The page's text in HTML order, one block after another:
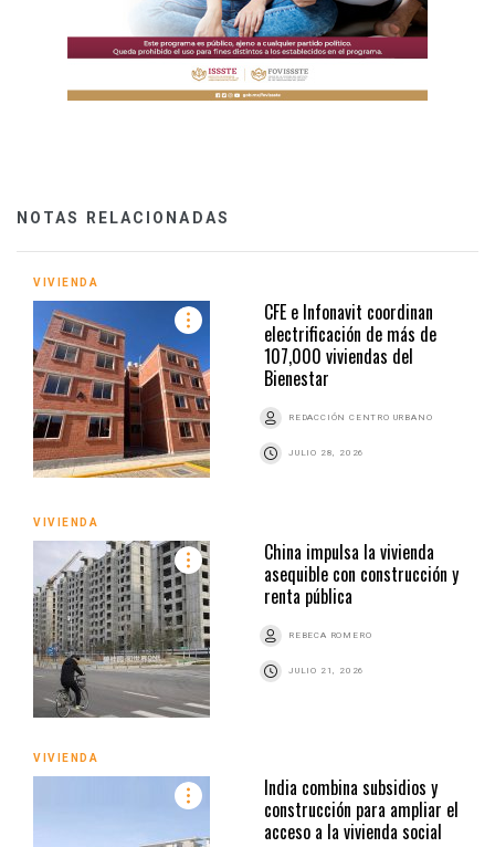
NOTAS RELACIONADAS
VIVIENDA
CFE e Infonavit coordinan
electrificación de más de
107,000 viviendas del
Bienestar
REDACCIÓN CENTRO URBANO
JULIO 28, 2026
VIVIENDA
China impulsa la vivienda
asequible con construcción y
renta pública
REBECA ROMERO
JULIO 21, 2026
VIVIENDA
India combina subsidios y
construcción para ampliar el
acceso a la vivienda social